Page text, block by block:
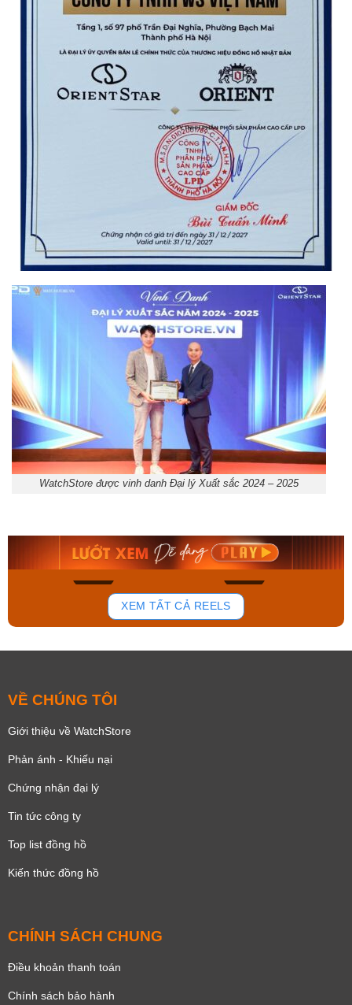
WatchStore được vinh danh Đại lý Xuất sắc 2024 – 2025
139
Mua ngay Mua ngay
XEM TẤT CẢ REELS
VỀ CHÚNG TÔI
Giới thiệu về WatchStore
Phản ánh - Khiếu nại
Chứng nhận đại lý
Tin tức công ty
Top list đồng hồ
Kiến thức đồng hồ
CHÍNH SÁCH CHUNG
Điều khoản thanh toán
Chính sách bảo hành